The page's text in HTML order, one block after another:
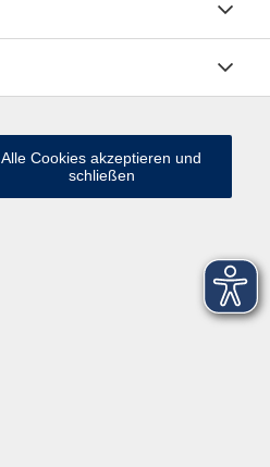
Alle Cookies akzeptieren und
schließen